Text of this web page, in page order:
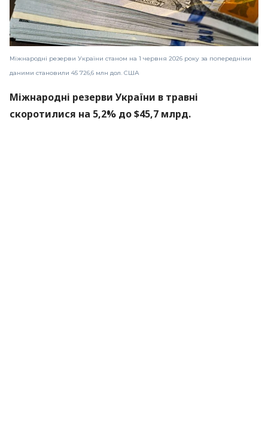
Міжнародні резерви України станом на 1 червня 2026 року за попередніми
даними становили 45 726,6 млн дол. США
Міжнародні резерви України в травні
скоротилися на 5,2% до $45,7 млрд.